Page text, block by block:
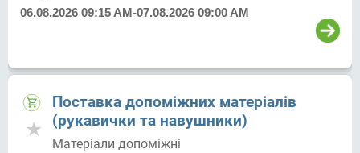
06.08.2026 09:15 AM-07.08.2026 09:00 AM
Поставка допоміжних матеріалів
(рукавички та навушники)
Матеріали допоміжні